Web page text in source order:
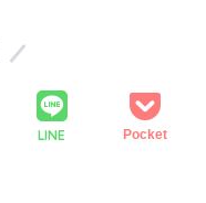
LINE Pocket